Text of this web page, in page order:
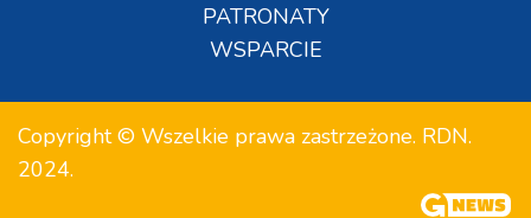
PATRONATY
WSPARCIE
Copyright © Wszelkie prawa zastrzeżone. RDN.
2024.